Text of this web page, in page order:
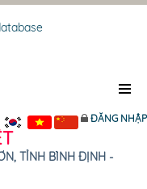
ĐĂNG NHẬP
TỈNH BÌNH ĐỊNH -